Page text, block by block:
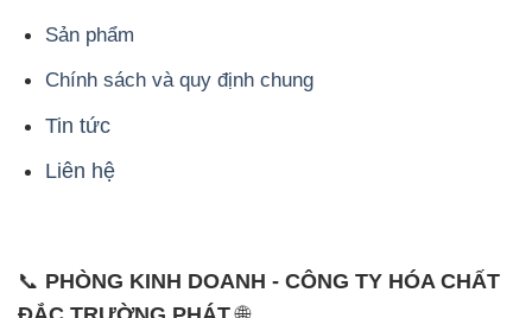
Liên hệ
📞
PHÒNG KINH DOANH - CÔNG TY HÓA CHẤT
ĐẮC TRƯỜNG PHÁT
- 028.3756.1835 - 028.3756.1840 - 028.3756.1841-